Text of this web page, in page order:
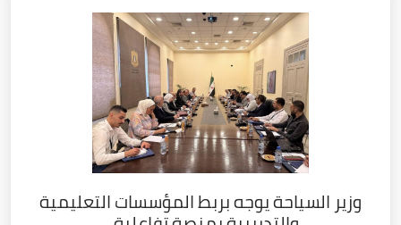
وزير السياحة يوجه بربط المؤسسات التعليمية